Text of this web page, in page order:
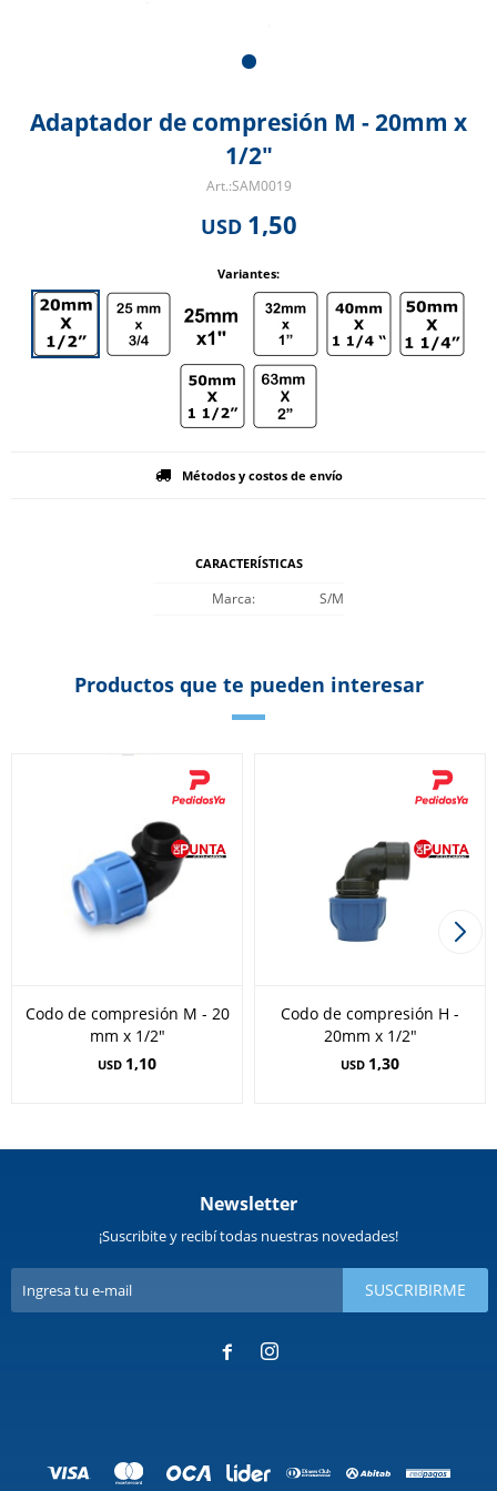
Adaptador de compresión M - 20mm x
1/2"
SAM0019
USD 1,50
Variantes:
Métodos y costos de envío
CARACTERÍSTICAS
Marca S/M
Productos que te pueden interesar
Codo de compresión M - 20
mm x 1/2"
USD 1,10
Codo de compresión H -
20mm x 1/2"
USD 1,30
Newsletter
¡Suscribite y recibí todas nuestras novedades!
SUSCRIBIRME
 